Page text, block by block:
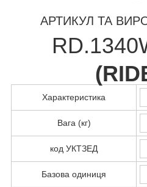
АРТИКУЛ ТА
(
Характеристика
Вага (кг)
код УКТЗЕД
Базова одиниця